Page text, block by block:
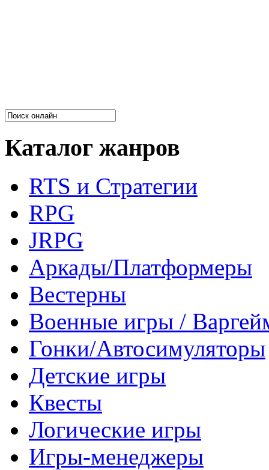
Каталог жанров
RTS и Стратегии
RPG
JRPG
Аркады/Платформеры
Вестерны
Военные игры /
Гонки/Автосимуляторы
Детские игры
Квесты
Логические игры
Игры-менеджеры